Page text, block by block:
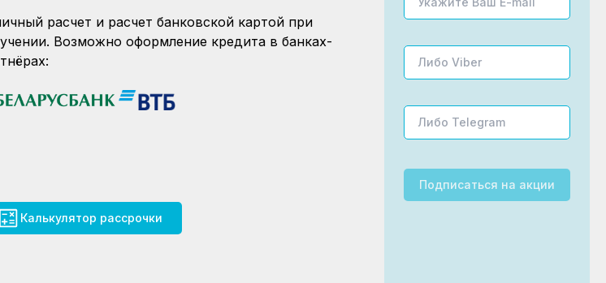
расчет и расчет банковской картой при
Возможно оформление кредита в банках-
Калькулятор рассрочки
Подписаться на акции